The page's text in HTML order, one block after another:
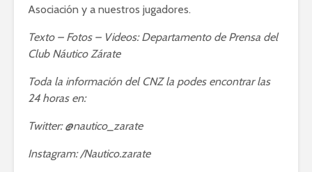
Asociación y a nuestros jugadores.
Texto – Fotos – Videos: Departamento de Prensa del
Club Náutico Zárate
Toda la información del CNZ la podes encontrar las
24 horas en:
Twitter: @nautico_zarate
Instagram: /Nautico.zarate